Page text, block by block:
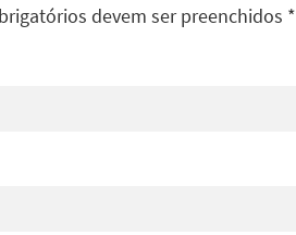
devem ser preenchidos *